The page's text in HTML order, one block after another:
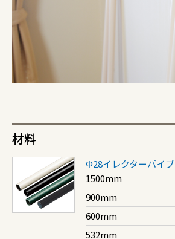
材料
Φ28イレクターパイプ
1500mm
900mm
600mm
532mm